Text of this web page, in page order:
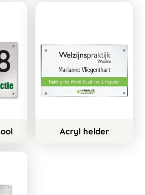
Acryl helder